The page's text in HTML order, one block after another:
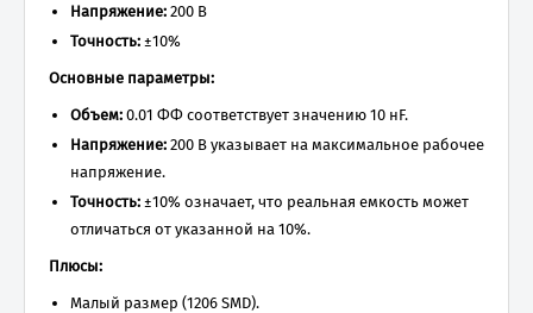
Напряжение: 200 В
Точность: ±10%
Основные параметры:
Объем: 0.01 ФФ соответствует значению 10 нF.
Напряжение: 200 В указывает на максимальное рабочее
напряжение.
Точность: ±10% означает, что реальная емкость может
отличаться от указанной на 10%.
Плюсы:
Малый размер (1206 SMD).